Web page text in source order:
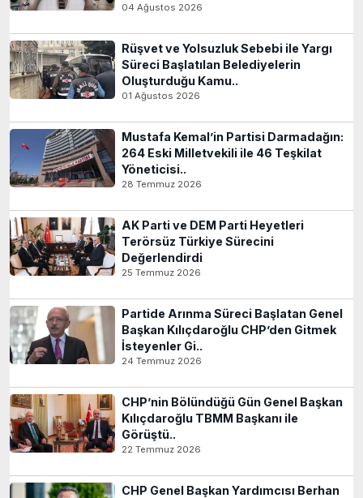
04 Ağustos 2026
Rüşvet ve Yolsuzluk Sebebi ile Yargı
Süreci Başlatılan Belediyelerin
Oluşturduğu Kamu..
01 Ağustos 2026
Mustafa Kemal’in Partisi Darmadağın:
264 Eski Milletvekili ile 46 Teşkilat
Yöneticisi..
28 Temmuz 2026
AK Parti ve DEM Parti Heyetleri
Terörsüz Türkiye Sürecini
Değerlendirdi
25 Temmuz 2026
Partide Arınma Süreci Başlatan Genel
Başkan Kılıçdaroğlu CHP’den Gitmek
İsteyenler Gi..
24 Temmuz 2026
CHP’nin Bölündüğü Gün Genel Başkan
Kılıçdaroğlu TBMM Başkanı ile
Görüştü..
22 Temmuz 2026
CHP Genel Başkan Yardımcısı Berhan